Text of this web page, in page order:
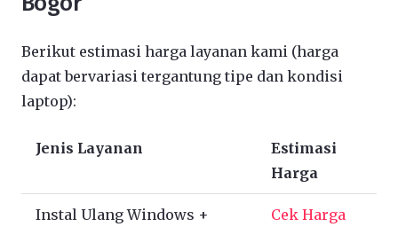
Berikut estimasi harga layanan kami (harga
dapat bervariasi tergantung tipe dan kondisi
laptop):
Jenis Layanan
Estimasi
Harga
Instal Ulang Windows +
Cek Harga